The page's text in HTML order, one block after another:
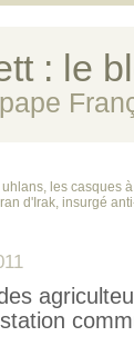
: le
les casques
d'Irak, insurgé